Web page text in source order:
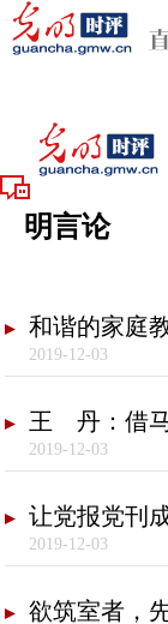
明言论
和谐的家庭
2019-12-03
王 丹：借
2019-12-03
让党报党刊
2019-12-03
欲筑室者，